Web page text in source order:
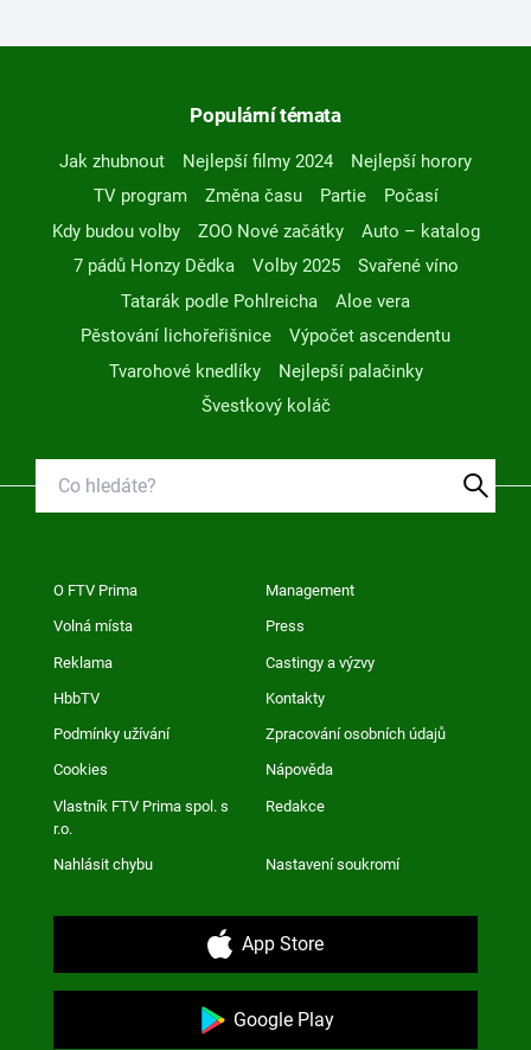
Populární témata
Jak zhubnout Nejlepší filmy 2024
Nejlepší horory
TV program
Změna času Partie
Počasí
Kdy budou volby
ZOO Nové začátky
Auto – katalog
7 pádů Honzy Dědka
Volby 2025
Svařené víno
Tatarák podle Pohlreicha
Aloe vera
Pěstování lichořeřišnice
Výpočet ascendentu
Tvarohové knedlíky
Nejlepší palačinky
Švestkový koláč
O FTV Prima Management
Volná místa Press
Reklama Castingy a výzvy
HbbTV Kontakty
Podmínky užívání Zpracování osobních údajů
Cookies Nápověda
Vlastník FTV Prima spol. s
r.o.
Redakce
Nahlásit chybu Nastavení soukromí
App Store
Google Play